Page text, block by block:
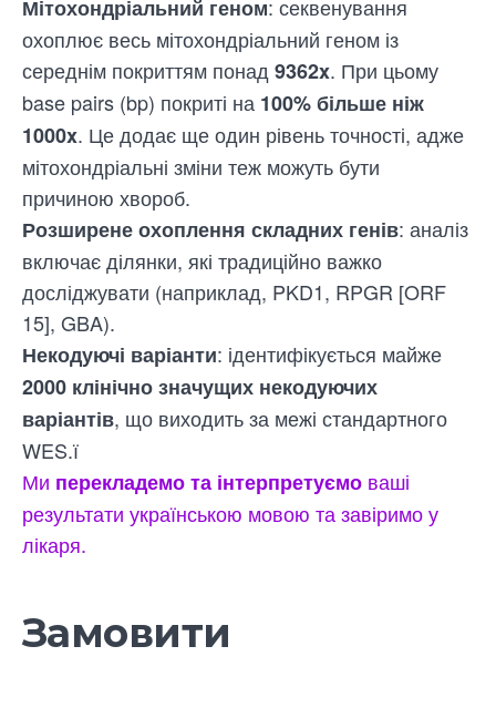
Мітохондріальний геном: секвенування
охоплює весь мітохондріальний геном із
середнім покриттям понад 9362x. При цьому
base pairs (bp) покриті на 100% більше ніж
1000x. Це додає ще один рівень точності, адже
мітохондріальні зміни теж можуть бути
причиною хвороб.
Розширене охоплення складних генів: аналіз
включає ділянки, які традиційно важко
досліджувати (наприклад, PKD1, RPGR [ORF
15], GBA).
Некодуючі варіанти: ідентифікується майже
2000 клінічно значущих некодуючих
варіантів, що виходить за межі стандартного
WES.ї
Ми перекладемо та інтерпретуємо ваші
результати українською мовою та завіримо у
лікаря.
Замовити